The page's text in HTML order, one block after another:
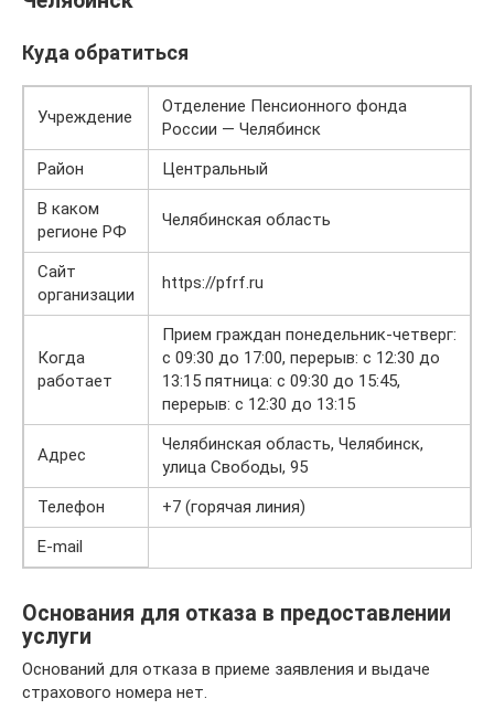
Куда обратиться
Учреждение
Отделение Пенсионного фонда
России — Челябинск
Район
Центральный
В каком
регионе РФ
Челябинская область
Сайт
организации
https://pfrf.ru
Когда
работает
Прием граждан понедельник-четверг:
с 09:30 до 17:00, перерыв: с 12:30 до
13:15 пятница: с 09:30 до 15:45,
перерыв: с 12:30 до 13:15
Адрес
Челябинская область, Челябинск,
улица Свободы, 95
Телефон
+7 (горячая линия)
E-mail
Основания для отказа в предоставлении
услуги
Оснований для отказа в приеме заявления и выдаче
страхового номера нет.